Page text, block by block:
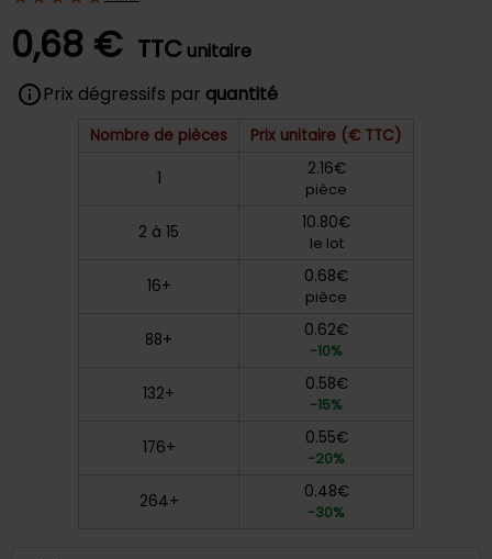
0,68 € TTC unitaire
Prix dégressifs par quantité
Nombre de pièces Prix unitaire (€ TTC)
1 2.16€
pièce
2 à 15 10.80€
le lot
16+ 0.68€
pièce
88+ 0.62€
-10%
132+ 0.58€
-15%
176+ 0.55€
-20%
264+ 0.48€
-30%